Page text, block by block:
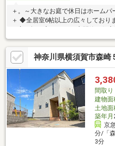
＋。～大きなお庭で休日はホームパ
＋ ◆全居室6帖以上の広々しております ◆LDK+和室で23帖と使
神奈川県横須賀市森崎
間取り
建物面
土地面
築年月
京
分/「
3分